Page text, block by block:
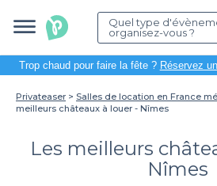
Quel type
organisez-vous ?
Trop chaud pour faire la fête ? Réservez
Privateaser Salles de location en France
meilleurs châteaux à louer - Nîmes
Les meilleurs
Nîmes